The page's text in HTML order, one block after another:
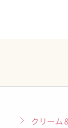
クリーム